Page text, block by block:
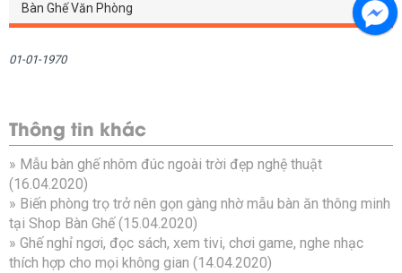
Bàn Ghế Văn Phòng
01-01-1970
Thông tin khác
» Mẫu bàn ghế nhôm đúc ngoài trời đẹp nghệ thuật
(16.04.2020)
» Biến phòng trọ trở nên gọn gàng nhờ mẫu bàn ăn thông minh
tại Shop Bàn Ghế (15.04.2020)
» Ghế nghỉ ngơi, đọc sách, xem tivi, chơi game, nghe nhạc
thích hợp cho mọi không gian (14.04.2020)